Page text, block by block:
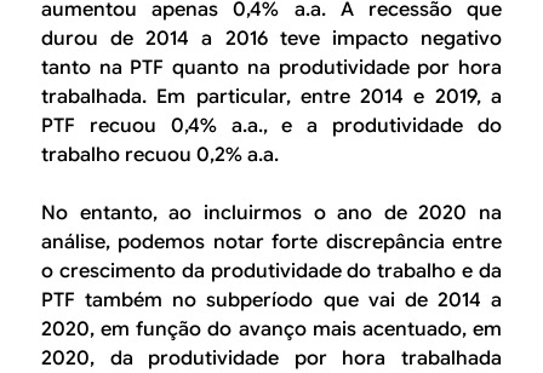
aumentou apenas 0,4% a.a. A recessão que
durou de 2014 a 2016 teve impacto negativo
tanto na PTF quanto na produtividade por hora
trabalhada. Em particular, entre 2014 e 2019, a
PTF recuou 0,4% a.a., e a produtividade do
trabalho recuou 0,2% a.a.
No entanto, ao incluirmos o ano de 2020 na
análise, podemos notar forte discrepância entre
o crescimento da produtividade do trabalho e da
PTF também no subperíodo que vai de 2014 a
2020, em função do avanço mais acentuado, em
2020, da produtividade por hora trabalhada